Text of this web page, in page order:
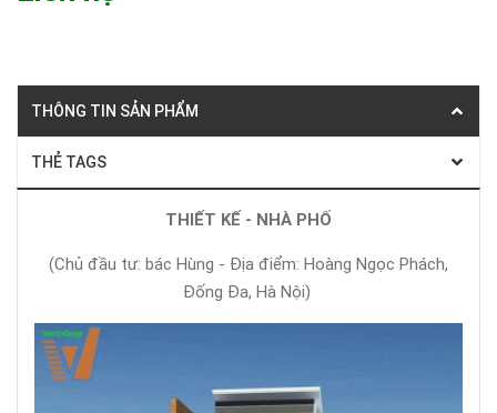
THÔNG TIN SẢN PHẨM
THẺ TAGS
THIẾT KẾ - NHÀ PHỐ
(Chủ đầu tư: bác Hùng - Địa điểm: Hoàng Ngọc Phách,
Đống Đa, Hà Nội)